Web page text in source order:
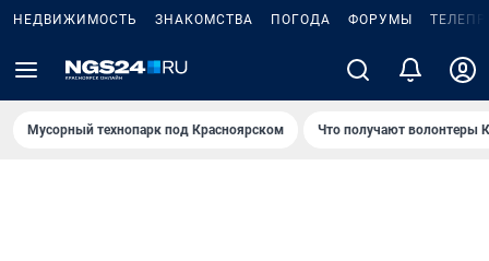
НЕДВИЖИМОСТЬ ЗНАКОМСТВА ПОГОДА ФОРУМЫ
Мусорный технопарк под Крaсноярском Что получают волонтеры